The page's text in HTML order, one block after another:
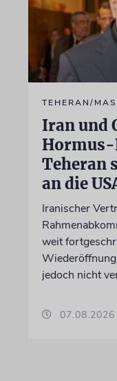
TEHERAN/
Iran und
Hormus-
Teheran
an die
Iranischer
weit
jedoch nicht
07.08.2026